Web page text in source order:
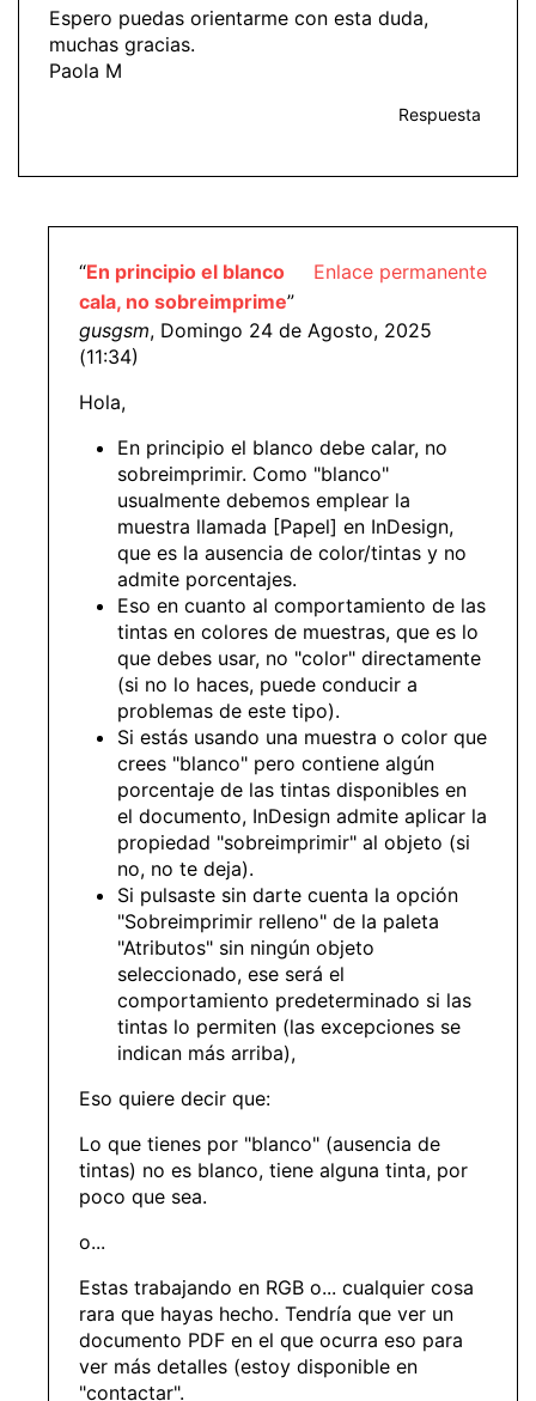
Espero puedas orientarme con esta duda,
muchas gracias.
Paola M
Respuesta
Enlace permanente
“En principio el blanco
cala, no sobreimprime”
gusgsm, Domingo 24 de Agosto, 2025
(11:34)
Hola,
En principio el blanco debe calar, no
sobreimprimir. Como "blanco"
usualmente debemos emplear la
muestra llamada [Papel] en InDesign,
que es la ausencia de color/tintas y no
admite porcentajes.
Eso en cuanto al comportamiento de las
tintas en colores de muestras, que es lo
que debes usar, no "color" directamente
(si no lo haces, puede conducir a
problemas de este tipo).
Si estás usando una muestra o color que
crees "blanco" pero contiene algún
porcentaje de las tintas disponibles en
el documento, InDesign admite aplicar la
propiedad "sobreimprimir" al objeto (si
no, no te deja).
Si pulsaste sin darte cuenta la opción
"Sobreimprimir relleno" de la paleta
"Atributos" sin ningún objeto
seleccionado, ese será el
comportamiento predeterminado si las
tintas lo permiten (las excepciones se
indican más arriba),
Eso quiere decir que:
Lo que tienes por "blanco" (ausencia de
tintas) no es blanco, tiene alguna tinta, por
poco que sea.
o...
Estas trabajando en RGB o... cualquier cosa
rara que hayas hecho. Tendría que ver un
documento PDF en el que ocurra eso para
ver más detalles (estoy disponible en
"contactar".